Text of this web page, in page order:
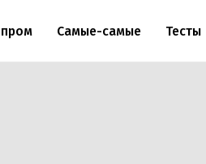
Самые-самые Тесты